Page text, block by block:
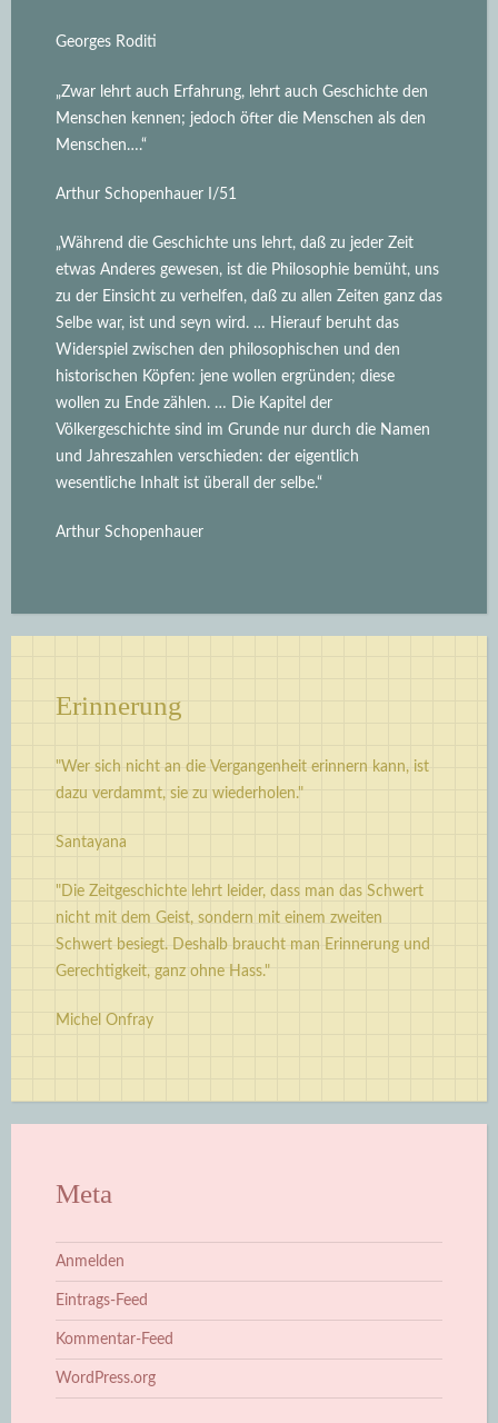
Georges Roditi
„Zwar lehrt auch Erfahrung, lehrt auch Geschichte den
Menschen kennen; jedoch öfter die Menschen als den
Menschen….“
Arthur Schopenhauer I/51
„Während die Geschichte uns lehrt, daß zu jeder Zeit
etwas Anderes gewesen, ist die Philosophie bemüht, uns
zu der Einsicht zu verhelfen, daß zu allen Zeiten ganz das
Selbe war, ist und seyn wird. … Hierauf beruht das
Widerspiel zwischen den philosophischen und den
historischen Köpfen: jene wollen ergründen; diese
wollen zu Ende zählen. … Die Kapitel der
Völkergeschichte sind im Grunde nur durch die Namen
und Jahreszahlen verschieden: der eigentlich
wesentliche Inhalt ist überall der selbe.“
Arthur Schopenhauer
Erinnerung
"Wer sich nicht an die Vergangenheit erinnern kann, ist
dazu verdammt, sie zu wiederholen."
Santayana
"Die Zeitgeschichte lehrt leider, dass man das Schwert
nicht mit dem Geist, sondern mit einem zweiten
Schwert besiegt. Deshalb braucht man Erinnerung und
Gerechtigkeit, ganz ohne Hass."
Michel Onfray
Meta
Anmelden
Eintrags-Feed
Kommentar-Feed
WordPress.org